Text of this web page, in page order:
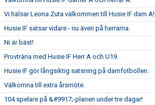
Vi hälsar Leona Zuta välkommen till Husie IF dam A!
Husie IF satsar vidare - nu även på herrarna.
Ni är bäst!
Provträna med Husie IF Herr A och U19.
Husie IF gör långsiktig satsning på damfotbollen.
Välkomna till extra årsmöte.
104 spelare på &#9917;-planen under tre dagar!